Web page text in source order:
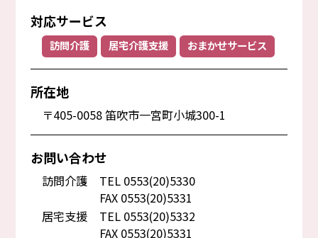
対応サービス
訪問介護 居宅介護支援 おまかせサービス
所在地
〒405-0058 笛吹市一宮町小城300-1
お問い合わせ
訪問介護
TEL 0553(20)5330
FAX 0553(20)5331
居宅支援
TEL 0553(20)5332
FAX 0553(20)5331